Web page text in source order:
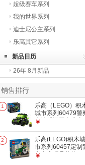
超级赛车系列
我的世界系列
迪士尼公主系列
乐高其它系列
新品日历
26年 8月新品
销售排行
1
乐高（LEGO）积
城市系列60479警
大追捕运囚车儿童积
60484旋风车队霹雳
游侠
￥
2
乐高(LEGO)积木城
市系列60457定制
车车库玩具礼物
￥